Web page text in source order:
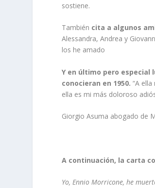
sostiene.
También cita a algunos
Alessandra, Andrea y
los he amado
Y en último pero especial
conocieran en 1950. “A
ella es mi más doloroso
Giorgio Asuma abogado de
A continuación, la carta
Yo, Ennio Morricone, he